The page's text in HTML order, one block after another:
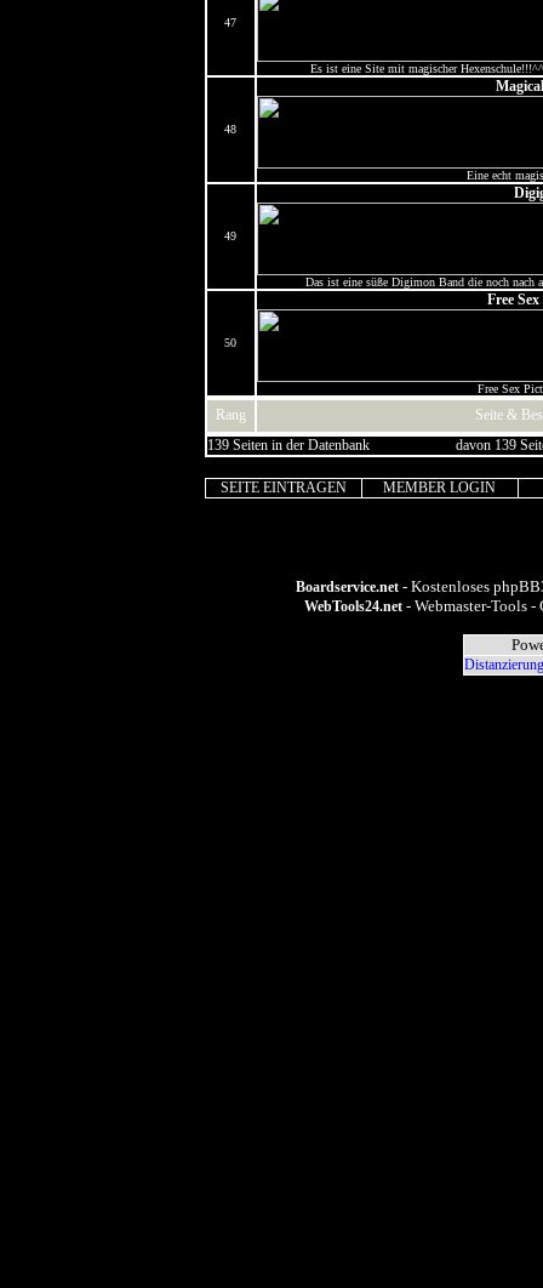
47
Es ist eine Site mit magischer
48
Eine echt
49
Das ist eine süße Digimon Band die noch nach
50
Free
Free Sex
Rang
Seite &
139 Seiten in der Datenbank
davon 139
SEITE EINTRAGEN MEMBER LOGIN
Boardservice.net- Kostenloses
WebTools24.net- Webmaster-Tools -